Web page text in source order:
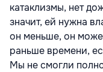
катаклизмы, нет
значит, ей нужна
он меньше, он
раньше времени,
Мы не смогли